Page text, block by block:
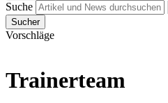
Suche
Sucher
Vorschläge
Trainerteam